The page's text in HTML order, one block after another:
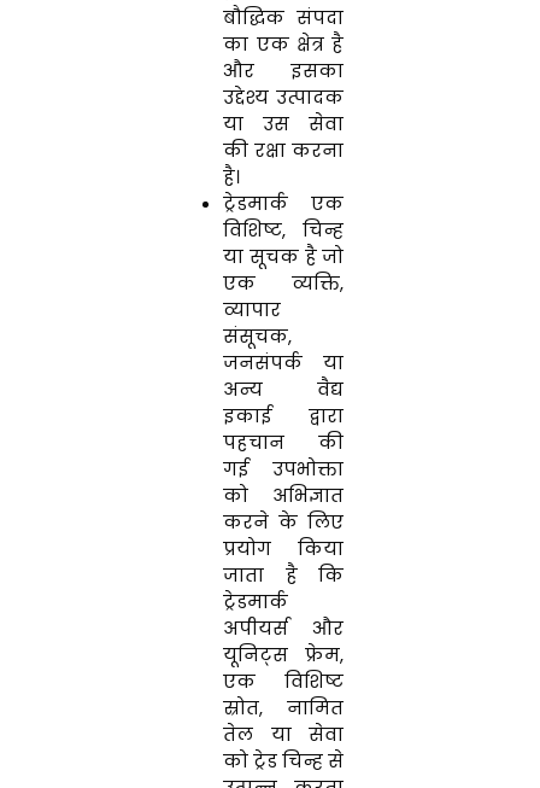
बौद्धिक संपदा
का एक क्षेत्र है
और इसका
उद्देश्य उत्पादक
या उस सेवा
की रक्षा करना
है।
ट्रेडमार्क एक
विशिष्ट, चिन्ह
या सूचक है जो
एक व्यक्ति,
व्यापार
संसूचक,
जनसंपर्क या
अन्य वैद्य
इकाई द्वारा
पहचान की
गई उपभोक्ता
को अभिज्ञात
करने के लिए
प्रयोग किया
जाता है कि
ट्रेडमार्क
अपीयर्स और
यूनिट्स फ्रेम,
एक विशिष्ट
स्रोत, नामित
तेल या सेवा
को ट्रेड चिन्ह से